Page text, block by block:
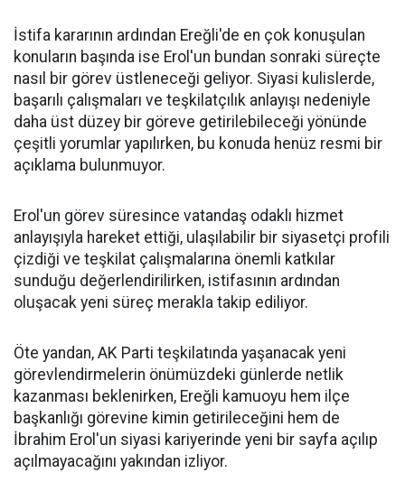
İstifa kararının ardından Ereğli'de en çok konuşulan
konuların başında ise Erol'un bundan sonraki süreçte
nasıl bir görev üstleneceği geliyor. Siyasi kulislerde,
başarılı çalışmaları ve teşkilatçılık anlayışı nedeniyle
daha üst düzey bir göreve getirilebileceği yönünde
çeşitli yorumlar yapılırken, bu konuda henüz resmi bir
açıklama bulunmuyor.
Erol'un görev süresince vatandaş odaklı hizmet
anlayışıyla hareket ettiği, ulaşılabilir bir siyasetçi profili
çizdiği ve teşkilat çalışmalarına önemli katkılar
sunduğu değerlendirilirken, istifasının ardından
oluşacak yeni süreç merakla takip ediliyor.
Öte yandan, AK Parti teşkilatında yaşanacak yeni
görevlendirmelerin önümüzdeki günlerde netlik
kazanması beklenirken, Ereğli kamuoyu hem ilçe
başkanlığı görevine kimin getirileceğini hem de
İbrahim Erol'un siyasi kariyerinde yeni bir sayfa açılıp
açılmayacağını yakından izliyor.